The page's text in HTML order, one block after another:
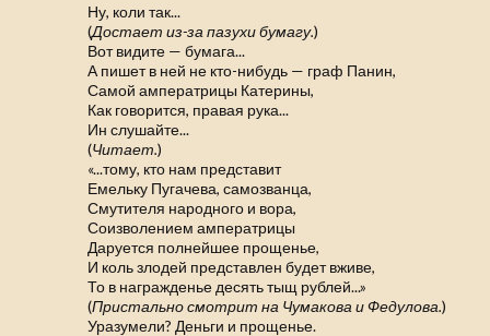
Ну, коли так...
(Достает из-за пазухи бумагу.)
Вот видите — бумага...
А пишет в ней не кто-нибудь — граф Панин,
Самой амператрицы Катерины,
Как говорится, правая рука...
Ин слушайте...
(Читает.)
«...тому, кто нам представит
Емельку Пугачева, самозванца,
Смутителя народного и вора,
Соизволением амператрицы
Даруется полнейшее прощенье,
И коль злодей представлен будет вживе,
То в награжденье десять тыщ рублей...»
(Пристально смотрит на Чумакова и Федулова.)
Уразумели? Деньги и прощенье.